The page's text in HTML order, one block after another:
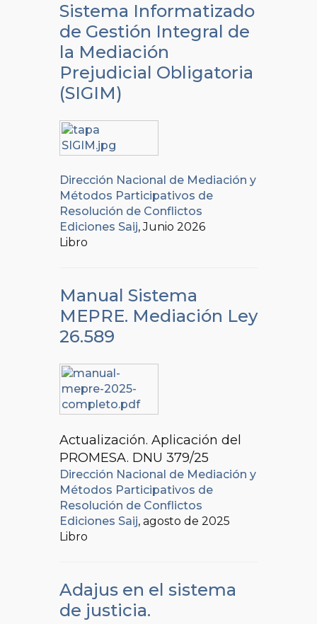
Sistema Informatizado
de Gestión Integral de
la Mediación
Prejudicial Obligatoria
(SIGIM)
Dirección Nacional de Mediación y
Métodos Participativos de
Resolución de Conflictos
Ediciones Saij, Junio 2026
Libro
Manual Sistema
MEPRE. Mediación Ley
26.589
Actualización. Aplicación del
PROMESA. DNU 379/25
Dirección Nacional de Mediación y
Métodos Participativos de
Resolución de Conflictos
Ediciones Saij, agosto de 2025
Libro
Adajus en el sistema
de justicia.